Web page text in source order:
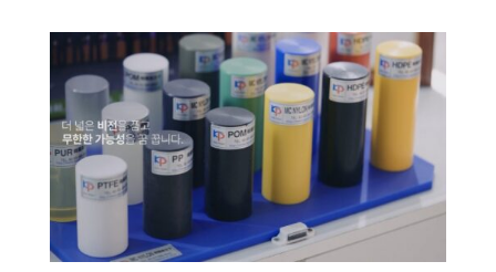
웹사이트 - 백조씽크
사진, 광고디자인 - 중외제약
패키지, 디자인 - 고려은단
동영상 - (주)듀오백
동영상 - ㈜고피자
동영상 - 모모스커피㈜
동영상 - 삼양홀딩스
동영상 - 킷캣